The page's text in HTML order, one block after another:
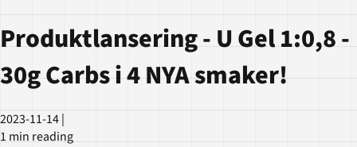
Produktlansering - U Gel 1:0,8 -
30g Carbs i 4 NYA smaker!
2023-11-14|
1 min reading